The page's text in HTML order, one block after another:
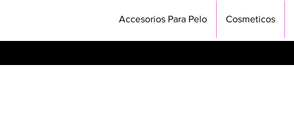
Accesorios Para Pelo Cosmeticos